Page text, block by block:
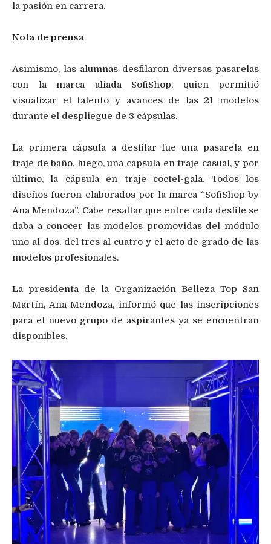
la pasión en carrera.
Nota de prensa
Asimismo, las alumnas desfilaron diversas pasarelas
con la marca aliada SofiShop, quien permitió
visualizar el talento y avances de las 21 modelos
durante el despliegue de 3 cápsulas.
La primera cápsula a desfilar fue una pasarela en
traje de baño, luego, una cápsula en traje casual, y por
último, la cápsula en traje cóctel-gala. Todos los
diseños fueron elaborados por la marca “SofiShop by
Ana Mendoza”. Cabe resaltar que entre cada desfile se
daba a conocer las modelos promovidas del módulo
uno al dos, del tres al cuatro y el acto de grado de las
modelos profesionales.
La presidenta de la Organización Belleza Top San
Martín, Ana Mendoza, informó que las inscripciones
para el nuevo grupo de aspirantes ya se encuentran
disponibles.